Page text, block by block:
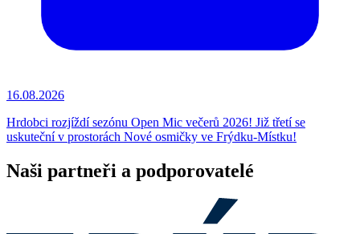
16.08.2026
Hrdobci rozjíždí sezónu Open Mic večerů 2026! Již třetí se
uskuteční v prostorách Nové osmičky ve Frýdku-Místku!
Naši partneři a podporovatelé